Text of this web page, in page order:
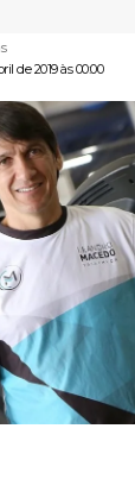
de 2019 às 00:00